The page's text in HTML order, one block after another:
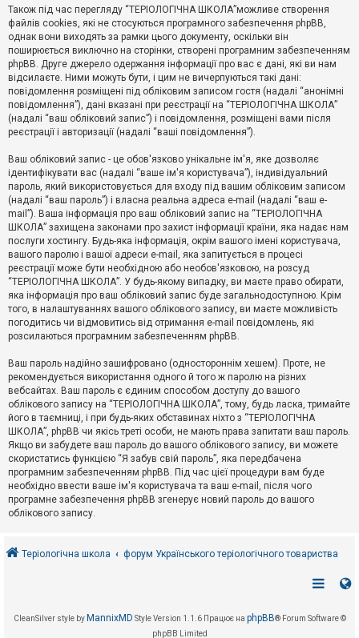
і
д
е
й
А
т
и
в
е
м
и
П
о
ш
у
Д
о
м
о
г
Також під час перегляду “ТЕРІОЛОГІЧНА ШКОЛА”можливе створення
файлів cookies, які не стосуються програмного забезпечення phpBB,
однак вони виходять за рамки цього документу, оскільки він
поширюється виключно на сторінки, створені програмним забезпеченням
phpBB. Друге джерело одержання інформації про вас є дані, які ви нам
відсилаєте. Ними можуть бути, і цим не вичерпуються такі дані:
повідомлення розміщені під обліковим записом гостя (надалі “анонімні
повідомлення”), дані вказані при реєстрації на “ТЕРІОЛОГІЧНА ШКОЛА”
(надалі “ваш обліковий запис”) і повідомлення, розміщені вами після
реєстрації і авторизації (надалі “ваші повідомлення”).
Ваш обліковий запис - це обов'язково унікальне ім'я, яке дозволяє
ідентифікувати вас (надалі “ваше ім'я користувача”), індивідуальний
пароль, який використовується для входу під вашим обліковим записом
(надалі “ваш пароль”) і власна реальна адреса e-mail (надалі “ваш e-
mail”). Ваша інформація про ваш обліковий запис на “ТЕРІОЛОГІЧНА
ШКОЛА” захищена законами про захист інформації країни, яка надає нам
послуги хостингу. Будь-яка інформація, окрім вашого імені користувача,
вашого паролю і вашої адреси e-mail, яка запитується в процесі
реєстрації може бути необхідною або необов'язковою, на розсуд
“ТЕРІОЛОГІЧНА ШКОЛА”. У будь-якому випадку, ви маєте право обирати,
яка інформація про ваш обліковий запис буде загальнодоступною. Крім
того, в налаштуваннях вашого облікового запису, ви маєте можливість
погодитись чи відмовитись від отримання e-mail повідомлень, які
розсилаються програмним забезпеченням phpBB.
Ваш пароль надійно зашифровано (одностороннім хешем). Проте, не
рекомендується використання одного й того ж паролю на різних
вебсайтах. Ваш пароль є єдиним способом доступу до вашого
облікового запису на “ТЕРІОЛОГІЧНА ШКОЛА”, тому, будь ласка, тримайте
його в таємниці, і при будь-яких обставинах ніхто з “ТЕРІОЛОГІЧНА
ШКОЛА”, phpBB чи якісь треті особи, не мають права запитати ваш пароль.
Якщо ви забудете ваш пароль до вашого облікового запису, ви можете
скористатись функцією “Я забув свій пароль”, яка передбачена
програмним забезпеченням phpBB. Під час цієї процедури вам буде
необхідно ввести ваше ім'я користувача та ваш e-mail, після чого
програмне забезпечення phpBB згенерує новий пароль до вашого
облікового запису.
Теріологічна школа форум Українського теріологічного товариства
CleanSilver style by MannixMD Style Version 1.1.6 Працює на phpBB® Forum Software ©
phpBB Limited